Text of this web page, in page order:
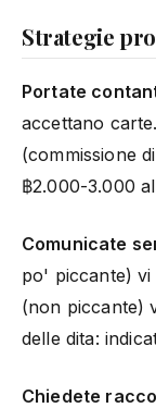
Strategie
Portate
accettano
(commissione
฿2.000-3.000
Comunicate
po' piccante) vi
(non piccante)
delle dita:
Chiedete